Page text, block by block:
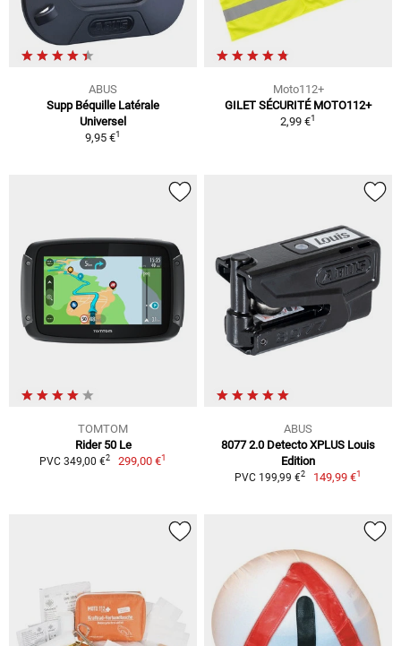
ABUS
Supp Béquille Latérale
Universel
9,95 €1
Moto112+
GILET SÉCURITÉ MOTO112+
2,99 €1
TOMTOM
Rider 50 Le
PVC 349,00 €2 299,00 €1
ABUS
8077 2.0 Detecto XPLUS Louis
Edition
PVC 199,99 €2 149,99 €1